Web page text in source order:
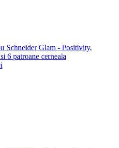
Schneider Glam - Positivity,
6 patroane cerneala